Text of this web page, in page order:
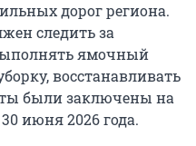
дорог региона.
следить за
ямочный
восстанавливать
были заключены на
июня 2026 года.